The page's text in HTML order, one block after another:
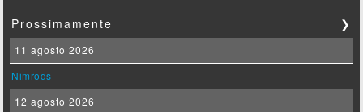
Prossimamente ❯
11 agosto 2026
Nimrods
12 agosto 2026